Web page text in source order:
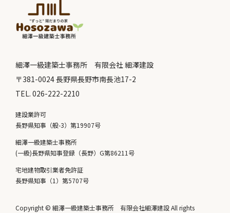
細澤一級建築士事務所 有限会社 細澤建設
〒381-0024 長野県長野市南長池17-2
TEL. 026-222-2210
建設業許可
長野県知事（般-3）第19907号
細澤一級建築士事務所
(一級)長野県知事登録（長野）G第86211号
宅地建物取引業者免許証
長野県知事（1）第5707号
Copyright © 細澤一級建築士事務所 有限会社細澤建設 All rights